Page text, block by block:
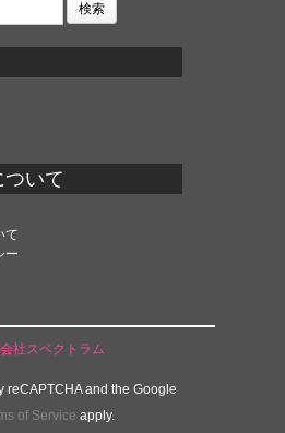
いて
て
ー
社スペクトラム
reCAPTCHA and the Google
of Service apply.